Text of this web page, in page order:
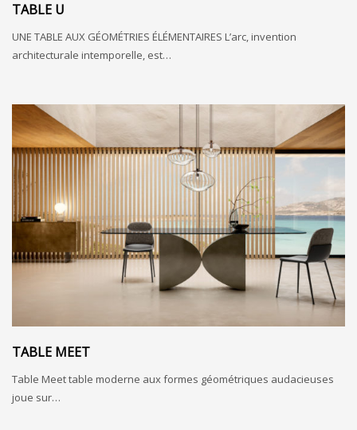
TABLE U
UNE TABLE AUX GÉOMÉTRIES ÉLÉMENTAIRES L’arc, invention
architecturale intemporelle, est…
TABLE MEET
Table Meet table moderne aux formes géométriques audacieuses
joue sur…